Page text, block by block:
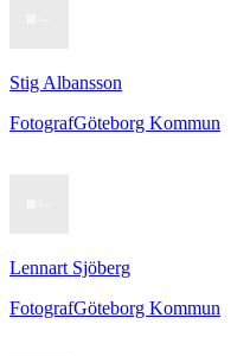
Stig Albansson
FotografGöteborg Kommun
Lennart Sjöberg
FotografGöteborg Kommun